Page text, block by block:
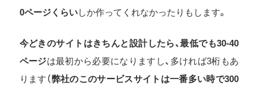
0ページくらいしか作ってくれなかったりもします。
今どきのサイトはきちんと設計したら、最低でも30-40
ページは最初から必要になりますし、多ければ3桁もあ
ります（弊社のこのサービスサイトは一番多い時で300